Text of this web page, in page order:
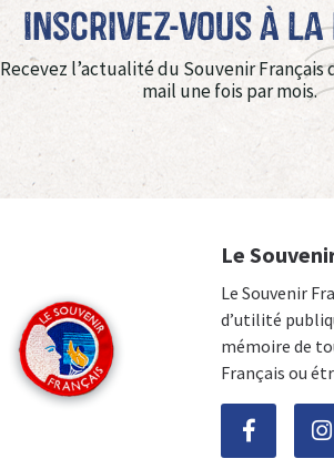
Inscrivez-vous à
Recevez l’actualité du Souvenir
mail une fois par mois.
Le
Le Souvenir
d’utilité
mémoire de
Français ou